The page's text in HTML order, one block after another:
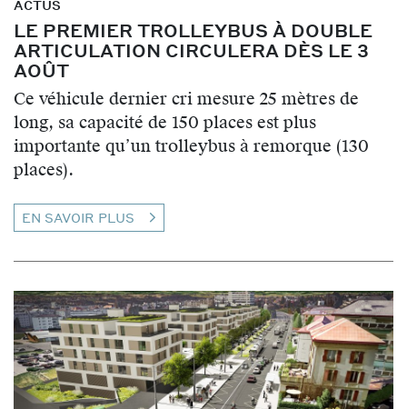
ACTUS
LE PREMIER TROLLEYBUS À DOUBLE
ARTICULATION CIRCULERA DÈS LE 3
AOÛT
Ce véhicule dernier cri mesure 25 mètres de
long, sa capacité de 150 places est plus
importante qu’un trolleybus à remorque (130
places).
EN SAVOIR PLUS